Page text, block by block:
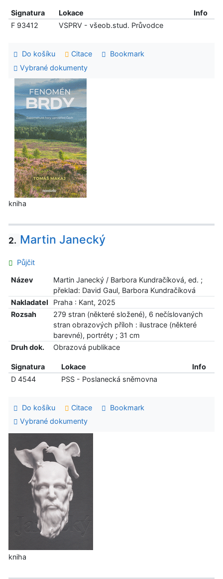
Signatura Lokace
Info
F 93412
VSPRV - všeob.stud. Průvodce
Do košíku Citace
Bookmark
Vybrané dokumenty
kniha
2. Martin Janecký
Půjčit
Název
Martin Janecký / Barbora Kundračíková, ed. ;
překlad: David Gaul, Barbora Kundračíková
Nakladatel
Praha : Kant, 2025
Rozsah
279 stran (některé složené), 6 nečíslovaných
stran obrazových příloh : ilustrace (některé
barevné), portréty ; 31 cm
Druh dok.
Obrazová publikace
Signatura Lokace
Info
D 4544
PSS - Poslanecká sněmovna
Do košíku Citace
Bookmark
Vybrané dokumenty
kniha